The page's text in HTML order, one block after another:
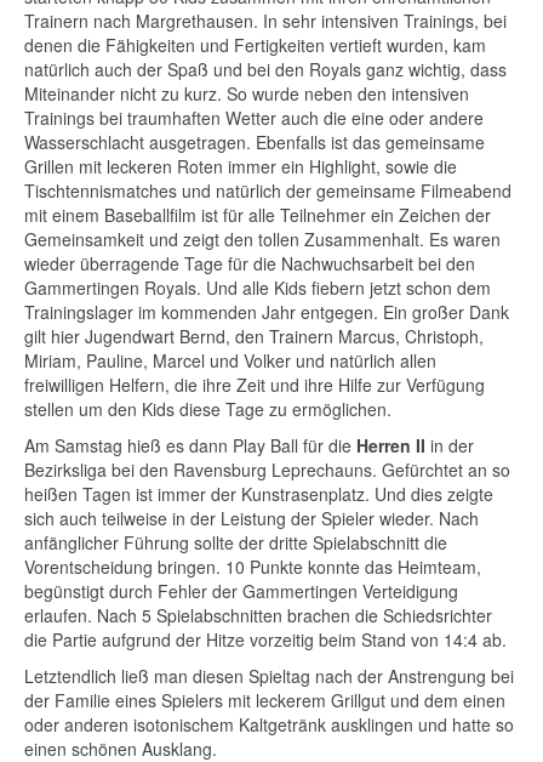
Trainern nach Margrethausen. In sehr intensiven Trainings, bei
denen die Fähigkeiten und Fertigkeiten vertieft wurden, kam
natürlich auch der Spaß und bei den Royals ganz wichtig, dass
Miteinander nicht zu kurz. So wurde neben den intensiven
Trainings bei traumhaften Wetter auch die eine oder andere
Wasserschlacht ausgetragen. Ebenfalls ist das gemeinsame
Grillen mit leckeren Roten immer ein Highlight, sowie die
Tischtennismatches und natürlich der gemeinsame Filmeabend
mit einem Baseballfilm ist für alle Teilnehmer ein Zeichen der
Gemeinsamkeit und zeigt den tollen Zusammenhalt. Es waren
wieder überragende Tage für die Nachwuchsarbeit bei den
Gammertingen Royals. Und alle Kids fiebern jetzt schon dem
Trainingslager im kommenden Jahr entgegen. Ein großer Dank
gilt hier Jugendwart Bernd, den Trainern Marcus, Christoph,
Miriam, Pauline, Marcel und Volker und natürlich allen
freiwilligen Helfern, die ihre Zeit und ihre Hilfe zur Verfügung
stellen um den Kids diese Tage zu ermöglichen.
Am Samstag hieß es dann Play Ball für die Herren II in der
Bezirksliga bei den Ravensburg Leprechauns. Gefürchtet an so
heißen Tagen ist immer der Kunstrasenplatz. Und dies zeigte
sich auch teilweise in der Leistung der Spieler wieder. Nach
anfänglicher Führung sollte der dritte Spielabschnitt die
Vorentscheidung bringen. 10 Punkte konnte das Heimteam,
begünstigt durch Fehler der Gammertingen Verteidigung
erlaufen. Nach 5 Spielabschnitten brachen die Schiedsrichter
die Partie aufgrund der Hitze vorzeitig beim Stand von 14:4 ab.
Letztendlich ließ man diesen Spieltag nach der Anstrengung bei
der Familie eines Spielers mit leckerem Grillgut und dem einen
oder anderen isotonischem Kaltgetränk ausklingen und hatte so
einen schönen Ausklang.